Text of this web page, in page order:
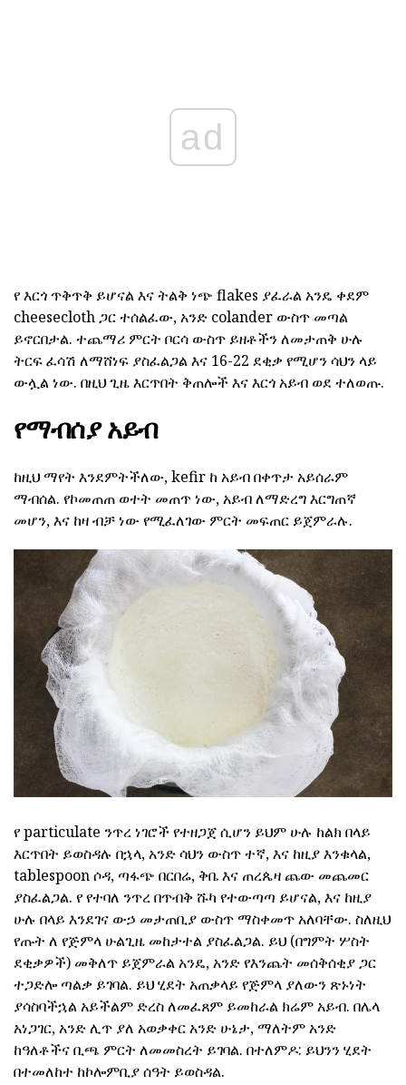
ad
የ እርጎ ጥቅጥቅ ይሆናል እና ትልቅ ነጭ flakes ያፈራል አንዴ ቀደም
cheesecloth ጋር ተሰልፈው, አንድ colander ውስጥ መጣል
ይኖርበታል. ተጨማሪ ምርት ቦርሳ ውስጥ ይዘቶችን ለመታጠቅ ሁሉ
ትርፍ ፈሳሽ ለማሸነፍ ያስፈልጋል እና 16-22 ደቂቃ የሚሆን ሳህን ላይ
ውሏል ነው. በዚህ ጊዜ እርጥበት ቅጠሎች እና እርጎ አይብ ወደ ተለወጡ.
የማብሰያ አይብ
ከዚህ ማየት እንደምትችለው, kefir ከ አይብ በቀጥታ አይሰራም
ማብሰል. የኮመጠጠ ወተት መጠጥ ነው, አይብ ለማድረግ እርግጠኛ
መሆን, እና ከዛ ብቻ ነው የሚፈለገው ምርት መፍጠር ይጀምራሉ.
የ particulate ንጥረ ነገሮች የተዘጋጀ ሲሆን ይህም ሁሉ ከልክ በላይ
እርጥበት ይወስዳሉ በኋላ, አንድ ሳህን ውስጥ ተኛ, እና ከዚያ እንቁላል,
tablespoon ሶዳ, ጣፋጭ በርበሬ, ቅቤ እና ጠረጴዛ ጨው መጨመር
ያስፈልጋል. የ የተባለ ንጥረ በጥብቅ ሹካ የተውጣጣ ይሆናል, እና ከዚያ
ሁሉ በላይ እንደገና ውኃ መታጠቢያ ውስጥ ማስቀመጥ አለባቸው. ስለዚህ
የጡት ለ የጅምላ ሁልጊዜ መከታተል ያስፈልጋል. ይህ (በግምት ሦስት
ደቂቃዎች) መቅለጥ ይጀምራል አንዴ, አንድ የእንጨት መሰቅሰቂያ ጋር
ተጋድሎ ጣልቃ ይገባል. ይህ ሂደት አጠቃላይ የጅምላ ያለውን ጽኑነት
ያሳስባችኋል አይችልም ድረስ ለመፈጸም ይመከራል ክሬም አይብ. በሌላ
አነጋገር, አንድ ሊጥ ያለ አወቃቀር አንድ ሁኔታ, ማለትም አንድ
ከዓለቶችና ቢጫ ምርት ለመመስረት ይገባል. በተለምዶ: ይህንን ሂደት
በተመለከተ ከኮሎምቢያ ሰዓት ይወስዳል.